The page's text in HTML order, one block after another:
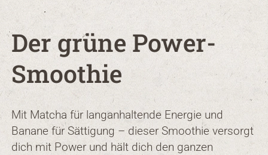
Der grüne Power-
Smoothie
Mit Matcha für langanhaltende Energie und
Banane für Sättigung – dieser Smoothie versorgt
dich mit Power und hält dich den ganzen